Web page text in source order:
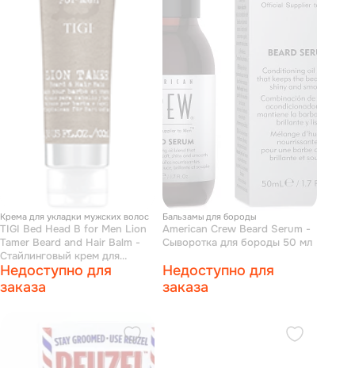
Крема для укладки мужских волос
TIGI Bed Head B for Men Lion
Tamer Beard and Hair Balm -
Cтайлинговый крем для
укладки бороды и волос 100
мл
Недоступно для
заказа
Бальзамы для бороды
American Crew Beard Serum -
Сыворотка для бороды 50 мл
Недоступно для
заказа